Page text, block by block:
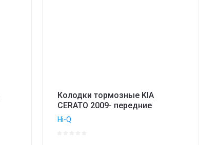
Колодки тормозные KIA
CERATO 2009- передние
Hi-Q